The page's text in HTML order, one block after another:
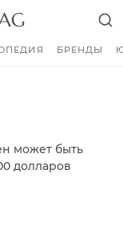
БРЕНДЫ
может быть
долларов